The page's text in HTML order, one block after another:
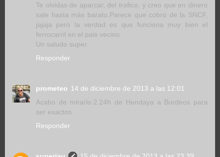
Te olvidas de aparcar, del trafico, y creo que en dinero
sale hasta más barato.Parece que cobro de la SNCF,
jajaja pero la verdad es que funciona muy bien el
ferrocarril en el pais vecino.
Un saludo super.
Responder
prometeo 14 de diciembre de 2013 a las 12:01
Acabo de mirarlo.2.24h de Hendaya a Burdeos para
ser exactos.
Responder